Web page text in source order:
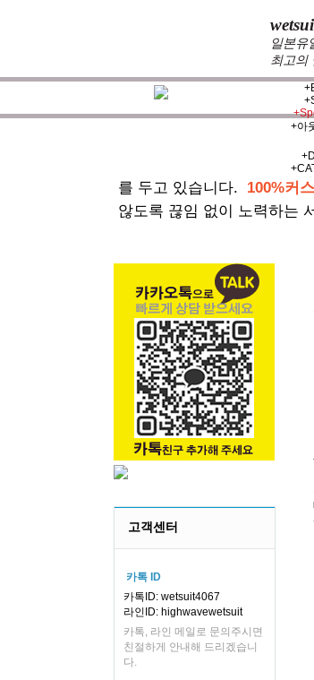
일본유
최고의
+
+
+
+아
+
+
는 서퍼
를 두고 있습니다. 100%커
않도록 끊임 없이 노력하는
고객센터
카톡 ID
카톡ID: wetsuit4067
라인ID: highwavewetsuit
카톡, 라인 메일로 문의주시면
친절하게 안내해 드리겠습니
다.